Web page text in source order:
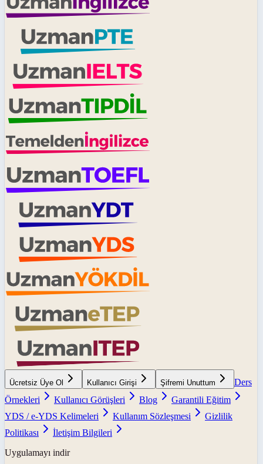
Ücretsiz Üye Ol Kullanıcı Girişi Şifremi Unuttum
Ders
Örnekleri
Kullanıcı Görüşleri Blog
Garantili Eğitim
YDS / e-YDS Kelimeleri
Kullanım Sözleşmesi
Gizlilik
Politikası
İletişim Bilgileri
Uygulamayı indir